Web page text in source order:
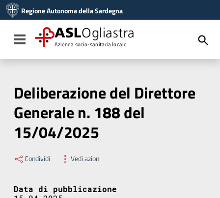
Vai al menu di navigazione
Vai al footer
Regione Autonoma della Sardegna
Toggle navigation
ASLOgliastra
Azienda socio-sanitaria locale
Deliberazione del Direttore
Generale n. 188 del
15/04/2025
Condividi Vedi azioni
Data di pubblicazione